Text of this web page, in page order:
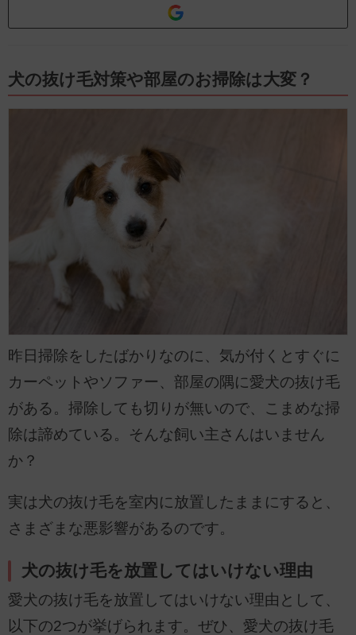
犬の抜け毛対策や部屋のお掃除は大変？
昨日掃除をしたばかりなのに、気が付くとすぐに
カーペットやソファー、部屋の隅に愛犬の抜け毛
がある。掃除しても切りが無いので、こまめな掃
除は諦めている。そんな飼い主さんはいません
か？
実は犬の抜け毛を室内に放置したままにすると、
さまざまな悪影響があるのです。
犬の抜け毛を放置してはいけない理由
愛犬の抜け毛を放置してはいけない理由として、
以下の2つが挙げられます。ぜひ、愛犬の抜け毛